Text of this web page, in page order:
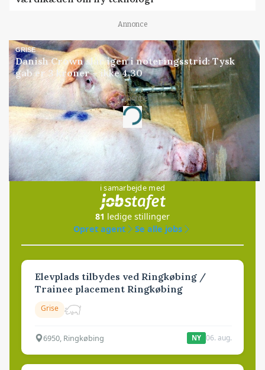
Annonce
GRISE
Danish Crown slår igen i noteringsstrid: Tysk
gab er 3 kroner – ikke 4,30
Annonce
Loading...
Jobs
i samarbejde med
81 ledige stillinger
Opret agent
Se alle jobs
Elevplads tilbydes ved Ringkøbing /
Trainee placement Ringkøbing
Grise
6950, Ringkøbing NY 06. aug.